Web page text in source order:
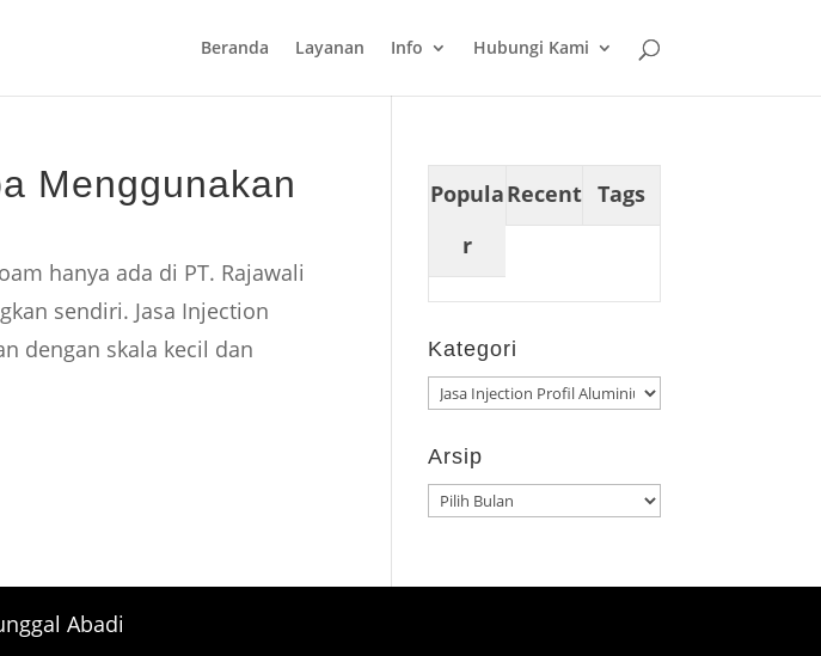
Beranda Layanan Info Hubungi Kami
Menggunakan
hanya ada di PT. Rajawali
sendiri. Jasa Injection
dengan skala kecil dan
Popula
r
Recent Tags
Kategori
Kategori
Arsip
Arsip
Abadi